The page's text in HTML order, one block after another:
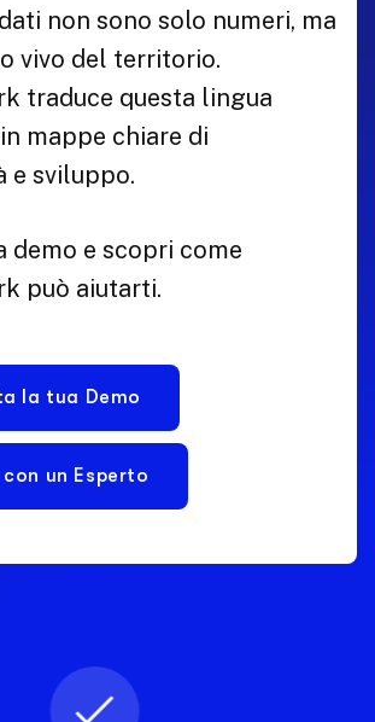
non sono solo numeri, ma
vivo del territorio.
traduce questa lingua
mappe chiare di
e sviluppo.
demo e scopri come
può aiutarti.
la tua Demo
con un Esperto